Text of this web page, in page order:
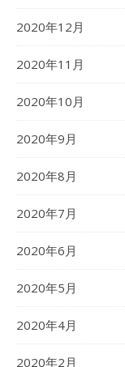
2020年12月
2020年11月
2020年10月
2020年9月
2020年8月
2020年7月
2020年6月
2020年5月
2020年4月
2020年2月